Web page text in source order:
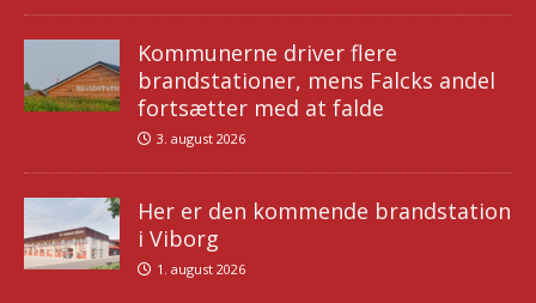
Kommunerne driver flere
brandstationer, mens Falcks andel
fortsætter med at falde
3. august 2026
Her er den kommende brandstation
i Viborg
1. august 2026